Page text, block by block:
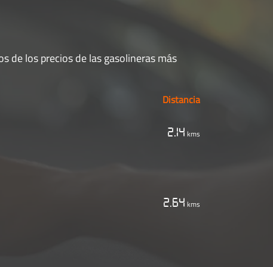
de los precios de las gasolineras más
Distancia
2.14 kms
2.64 kms